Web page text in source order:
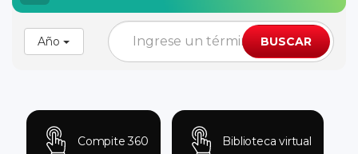
Año BUSCAR
Compite 360 Biblioteca virtual